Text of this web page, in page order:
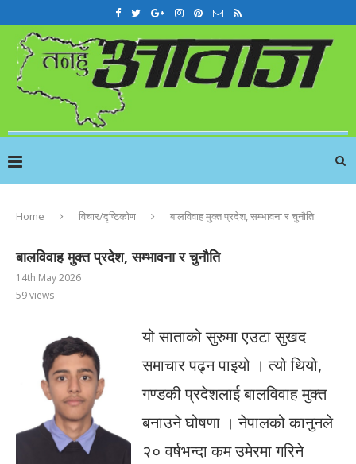
Home विचार/दृष्टिकोण बालविवाह मुक्त प्रदेश, सम्भावना र चुनौति
बालविवाह मुक्त प्रदेश, सम्भावना र चुनौति
14th May 2026
59views
यो साताको सुरुमा एउटा सुखद
समाचार पढ्न पाइयो । त्यो थियो,
गण्डकी प्रदेशलाई बालविवाह मुक्त
बनाउने घोषणा । नेपालको कानुनले
२० वर्षभन्दा कम उमेरमा गरिने